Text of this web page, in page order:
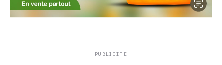
PUBLICITÉ